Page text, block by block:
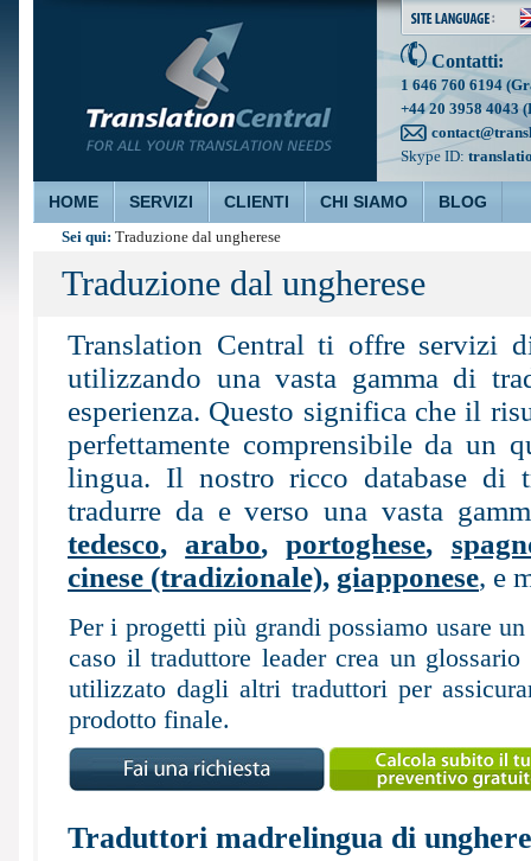
Contatti:
1 646 760 6194
+44 20 3958 4043
Skype ID:
HOME SERVIZI CLIENTI CHI SIAMO BLOG
Sei qui: Traduzione dal ungherese
Traduzione dal ungherese
Translation Central ti offre servizi
utilizzando una vasta gamma di
esperienza. Questo significa che il
perfettamente comprensibile da un
lingua. Il nostro ricco database di
tradurre da e verso una vasta
tedesco,arabo,portoghese,
cinese (tradizionale), giapponese, e
Per i progetti più grandi possiamo usare
caso il traduttore leader crea un
utilizzato dagli altri traduttori per
prodotto finale.
Traduttori madrelingua di